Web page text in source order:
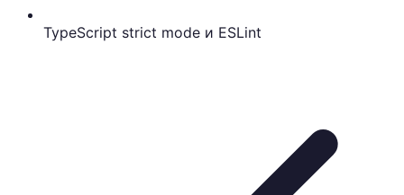
TypeScript strict mode и ESLint